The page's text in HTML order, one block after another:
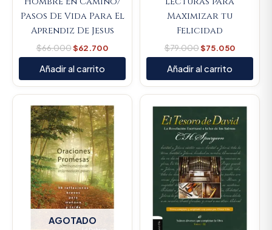
Pasos De Vida Para El
Aprendiz De Jesus
$66.000$62.700
Añadir al carrito
Maximizar tu
Felicidad
$79.000$75.050
Añadir al carrito
AGOTADO
price
was:
$450.000.
price